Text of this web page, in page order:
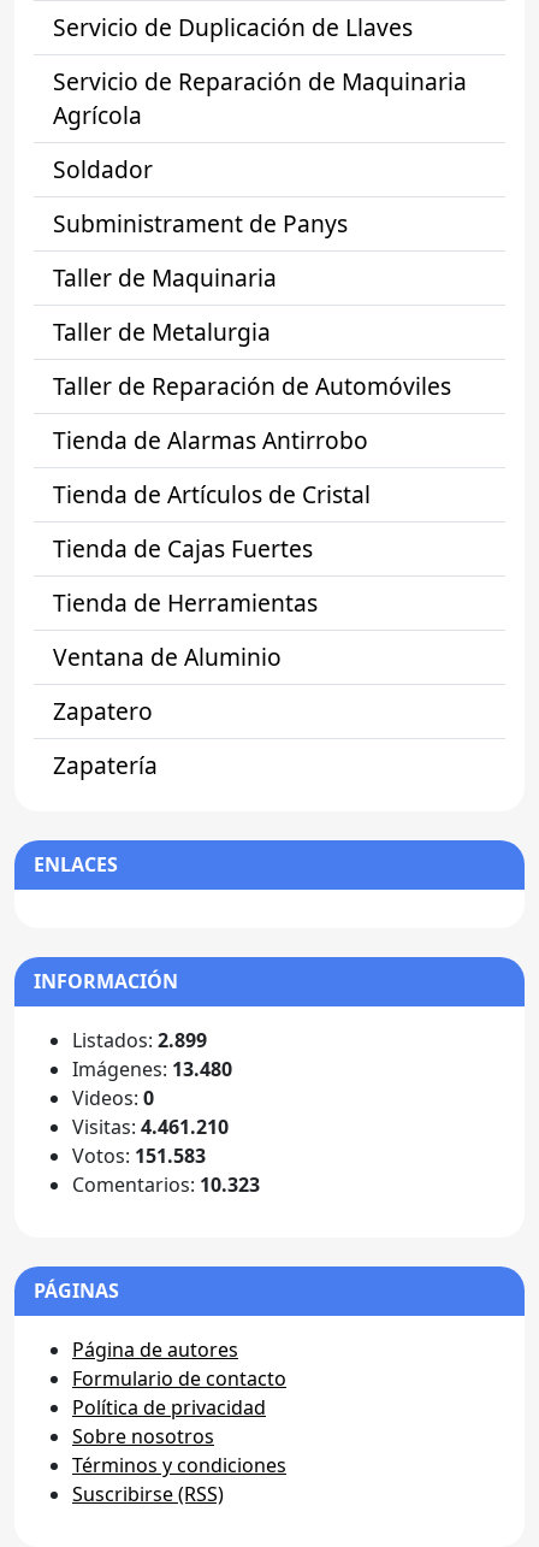
Servicio de Duplicación de Llaves
Servicio de Reparación de Maquinaria
Agrícola
Soldador
Subministrament de Panys
Taller de Maquinaria
Taller de Metalurgia
Taller de Reparación de Automóviles
Tienda de Alarmas Antirrobo
Tienda de Artículos de Cristal
Tienda de Cajas Fuertes
Tienda de Herramientas
Ventana de Aluminio
Zapatero
Zapatería
ENLACES
INFORMACIÓN
Listados: 2.899
Imágenes: 13.480
Videos: 0
Visitas: 4.461.210
Votos: 151.583
Comentarios: 10.323
PÁGINAS
Página de autores
Formulario de contacto
Política de privacidad
Sobre nosotros
Términos y condiciones
Suscribirse (RSS)